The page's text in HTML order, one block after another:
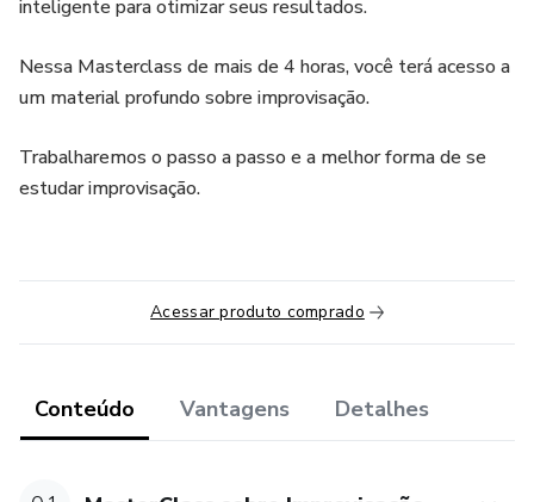
inteligente para otimizar seus resultados.
Nessa Masterclass de mais de 4 horas, você terá acesso a
um material profundo sobre improvisação.
Trabalharemos o passo a passo e a melhor forma de se
estudar improvisação.
Acessar produto comprado
Conteúdo Vantagens Detalhes